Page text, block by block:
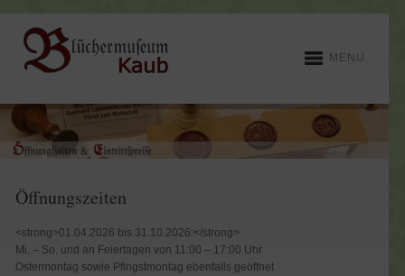
MENU
Öffnungszeiten
<strong>01.04.2026 bis 31.10.2026:</strong>
Mi. – So. und an Feiertagen von 11:00 – 17:00 Uhr
Ostermontag sowie Pfingstmontag ebenfalls geöffnet